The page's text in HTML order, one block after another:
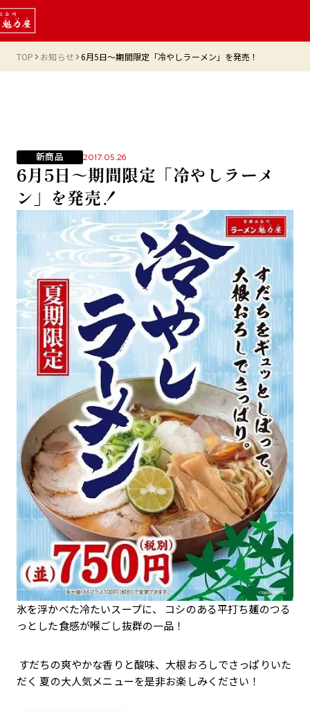
TOP お知らせ 6月5日～期間限定「冷やしラーメン」を発売！
新商品 2017.05.26
6月5日～期間限定「冷やしラーメ
ン」を発売！
氷を浮かべた冷たいスープに、 コシのある平打ち麺のつる
っとした食感が喉ごし抜群の一品！
すだちの爽やかな香りと酸味、大根おろしでさっぱりいた
だく 夏の大人気メニューを是非お楽しみください！